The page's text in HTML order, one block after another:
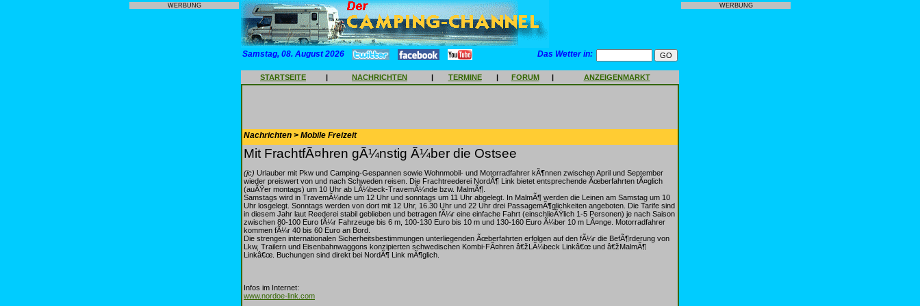
WERBUNG
Samstag, 08. August 2026 Das Wetter in:
STARTSEITE | NACHRICHTEN | TERMINE | FORUM | ANZEIGENMARKT
Nachrichten > Mobile Freizeit
Mit FrachtfÃ¤hren gÃ¼nstig Ã¼ber die Ostsee
(jc) Urlauber mit Pkw und Camping-Gespannen sowie Wohnmobil- und Motorradfahrer kÃ¶nnen zwischen April und September
wieder preiswert von und nach Schweden reisen. Die Frachtreederei NordÃ¶ Link bietet entsprechende Ãœberfahrten tÃ¤glich
(auÃŸer montags) um 10 Uhr ab LÃ¼beck-TravemÃ¼nde bzw. MalmÃ¶.
Samstags wird in TravemÃ¼nde um 12 Uhr und sonntags um 11 Uhr abgelegt. In MalmÃ¶ werden die Leinen am Samstag um 10
Uhr losgelegt. Sonntags werden von dort mit 12 Uhr, 16.30 Uhr und 22 Uhr drei PassagemÃ¶glichkeiten angeboten. Die Tarife sind
in diesem Jahr laut Reederei stabil geblieben und betragen fÃ¼r eine einfache Fahrt (einschlieÃŸlich 1-5 Personen) je nach Saison
zwischen 80-100 Euro fÃ¼r Fahrzeuge bis 6 m, 100-130 Euro bis 10 m und 130-160 Euro Ã¼ber 10 m LÃ¤nge. Motorradfahrer
kommen fÃ¼r 40 bis 60 Euro an Bord.
Die strengen internationalen Sicherheitsbestimmungen unterliegenden Ãœberfahrten erfolgen auf den fÃ¼r die BefÃ¶rderung von
Lkw, Trailern und Eisenbahnwaggons konzipierten schwedischen Kombi-FÃ¤hren â€žLÃ¼beck Linkâ€œ und â€žMalmÃ¶
Linkâ€œ. Buchungen sind direkt bei NordÃ¶ Link mÃ¶glich.
Infos im Internet:
www.nordoe-link.com
WERBUNG